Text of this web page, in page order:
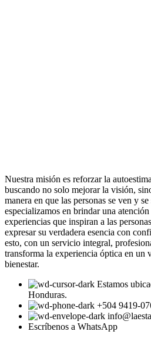
Nuestra misión es reforzar la
buscando no solo mejorar la visión,
manera en que las personas se ven y
especializamos en brindar una
experiencias que inspiran a las
expresar su verdadera esencia con
esto, con un servicio integral,
transforma la experiencia óptica en un
bienestar.
Estamos
Honduras.
+504 9419-
Escríbenos a WhatsApp